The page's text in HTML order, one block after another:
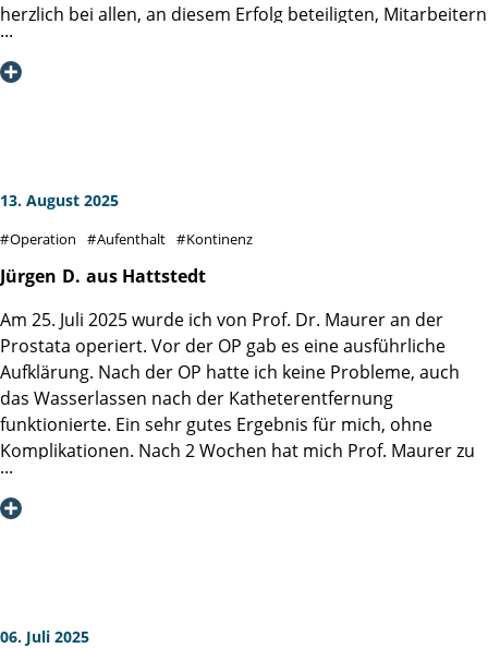
Engagement um gemeinsam weiter gegen den
Prostatakrebs zu kämpfen.
Martini-Klinik uneingeschränkt weiterempfehlen. Vielen
Dank an das gesamte Team!
herzlich bei allen, an diesem Erfolg beteiligten, Mitarbeitern
der Martini-Klinik bedanken. Insbesondere bei meinem
Operateur Prof. Dr. Dr. Philipp Mandel und dem gesamten
Ihr habt ein Kompetenzzentrum, einen ganz besonderen
Prostataproblemen, bestens empfehlen kann.
13. August 2025
Operation Aufenthalt Kontinenz
Jürgen D. aus Hattstedt
Am 25. Juli 2025 wurde ich von Prof. Dr. Maurer an der
Prostata operiert. Vor der OP gab es eine ausführliche
Aufklärung. Nach der OP hatte ich keine Probleme, auch
das Wasserlassen nach der Katheterentfernung
funktionierte. Ein sehr gutes Ergebnis für mich, ohne
Komplikationen. Nach 2 Wochen hat mich Prof. Maurer zu
Hause persönlich angerufen und über die Laborwerte
ausführlich informiert.
es noch in keiner anderen Klinik erlebt.
06. Juli 2025